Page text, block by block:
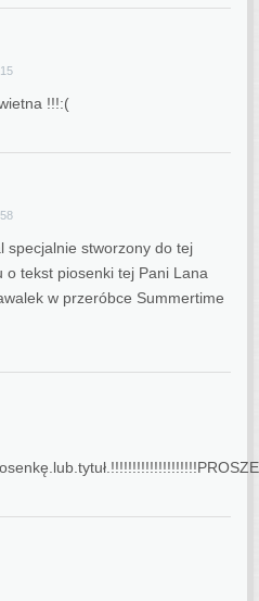
!!!:(
specjalnie stworzony do tej
o tekst piosenki tej Pani Lana
w przeróbce Summertime